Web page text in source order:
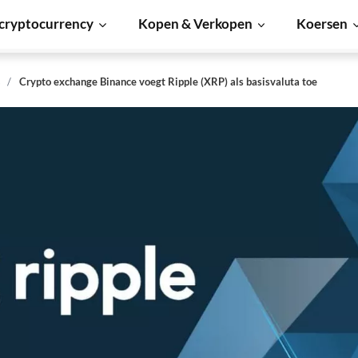
Kopen & Verkopen Koersen
Crypto exchange Binance voegt Ripple (XRP) als basisvaluta toe